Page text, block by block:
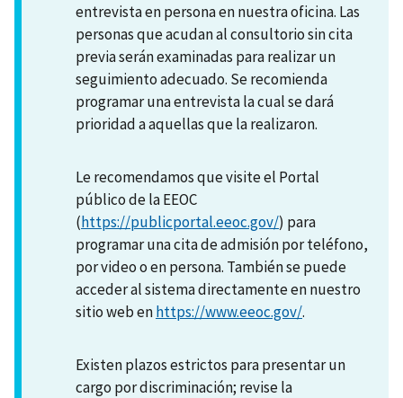
entrevista en persona en nuestra oficina. Las
personas que acudan al consultorio sin cita
previa serán examinadas para realizar un
seguimiento adecuado. Se recomienda
programar una entrevista la cual se dará
prioridad a aquellas que la realizaron.
Le recomendamos que visite el Portal
público de la EEOC
(https://publicportal.eeoc.gov/) para
programar una cita de admisión por teléfono,
por video o en persona. También se puede
acceder al sistema directamente en nuestro
sitio web enhttps://www.eeoc.gov/.
Existen plazos estrictos para presentar un
cargo por discriminación; revise la